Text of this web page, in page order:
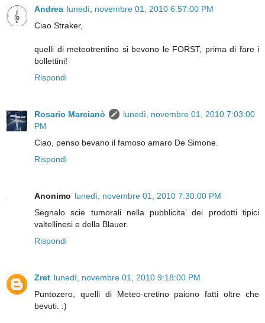
Andrea lunedì, novembre 01, 2010 6:57:00 PM
Ciao Straker,
quelli di meteotrentino si bevono le FORST, prima di fare i
bollettini!
Rispondi
Rosario Marcianò
lunedì, novembre 01, 2010 7:03:00
PM
Ciao, penso bevano il famoso amaro De Simone.
Rispondi
Anonimo lunedì, novembre 01, 2010 7:30:00 PM
Segnalo scie tumorali nella pubblicita’ dei prodotti tipici
valtellinesi e della Blauer.
Rispondi
Zret lunedì, novembre 01, 2010 9:18:00 PM
Puntozero, quelli di Meteo-cretino paiono fatti oltre che
bevuti. :)